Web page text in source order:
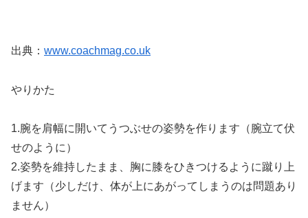
出典： www.coachmag.co.uk
やりかた
1.腕を肩幅に開いてうつぶせの姿勢を作ります（腕立て伏
せのように）
2.姿勢を維持したまま、胸に膝をひきつけるように蹴り上
げます（少しだけ、体が上にあがってしまうのは問題あり
ません）